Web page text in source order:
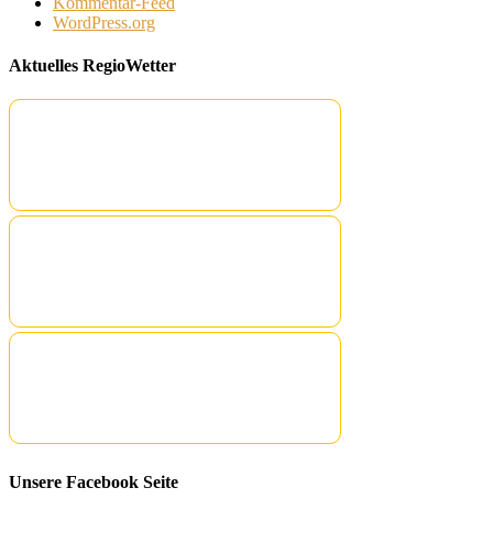
WordPress.org
Aktuelles RegioWetter
Unsere Facebook Seite